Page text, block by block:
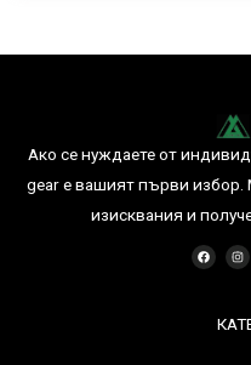
Ако се нуждаете от
gear е вашият първи избор.
изисквания и
F
a
c
I
n
s
r
a